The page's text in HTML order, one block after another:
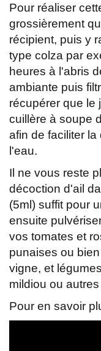
Pour réaliser
grossièrement
récipient, puis y
type colza par
heures à l'abris
ambiante puis
récupérer que le
cuillère à soupe
afin de faciliter
l'eau.
Il ne vous reste
décoction d'ail
(5ml) suffit pour
ensuite
vos tomates et
punaises ou
vigne, et
mildiou ou
Pour en savoir